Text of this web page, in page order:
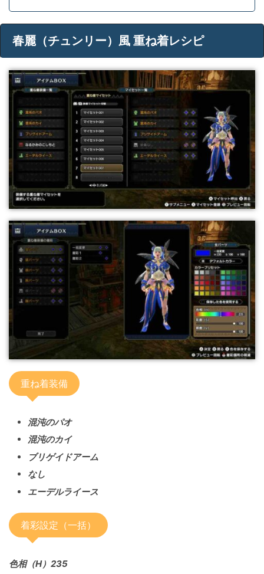
春麗（チュンリー）風 重ね着レシピ
重ね着装備
混沌のパオ
混沌のカイ
ブリゲイドアーム
なし
エーデルライース
着彩設定（一括）
色相（H）235